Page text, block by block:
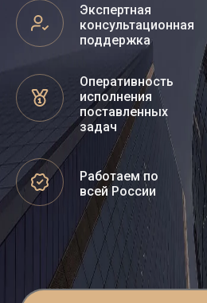
Экспертная
консультационная
поддержка
Оперативность
исполнения
поставленных
задач
Работаем по
всей России